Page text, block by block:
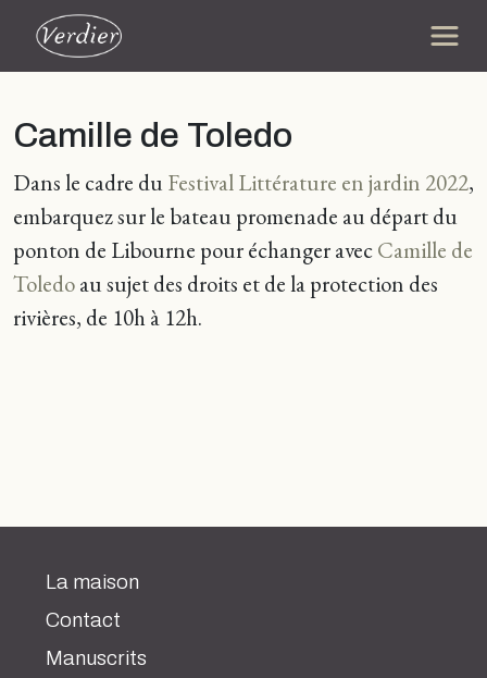
Camille de Toledo
Dans le cadre duFestival Littérature en jardin 2022,
embarquez sur le bateau promenade au départ du
ponton de Libourne pour échanger avecCamille de
Toledoau sujet des droits et de la protection des
rivières, de 10h à 12h.
La maison
Contact
Manuscrits